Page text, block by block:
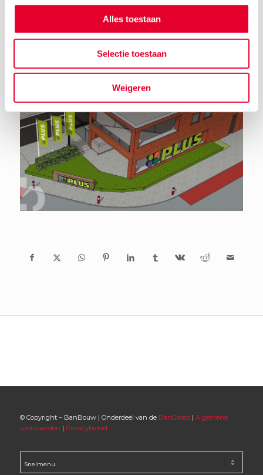
Alles toestaan
Selectie toestaan
Weigeren
© Copyright – BanBouw | Onderdeel van de BanGroep| Algemene
voorwaarden | Privacybeleid